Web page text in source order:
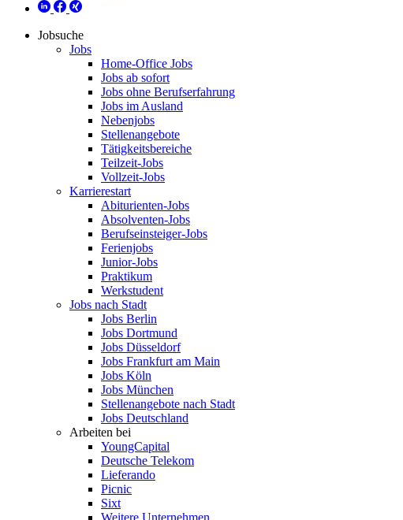
Jobsuche
Jobs
Home-Office Jobs
Jobs ab sofort
Jobs ohne Berufserfahrung
Jobs im Ausland
Nebenjobs
Stellenangebote
Tätigkeitsbereiche
Teilzeit-Jobs
Vollzeit-Jobs
Karrierestart
Abiturienten-Jobs
Absolventen-Jobs
Berufseinsteiger-Jobs
Ferienjobs
Junior-Jobs
Praktikum
Werkstudent
Jobs nach Stadt
Jobs Berlin
Jobs Dortmund
Jobs Düsseldorf
Jobs Frankfurt am Main
Jobs Köln
Jobs München
Stellenangebote nach Stadt
Jobs Deutschland
Arbeiten bei
YoungCapital
Deutsche Telekom
Lieferando
Picnic
Sixt
Weitere Unternehmen